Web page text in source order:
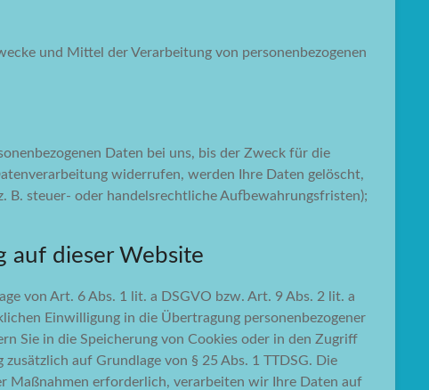
und Mittel der Verarbeitung von personenbezogenen
Daten bei uns, bis der Zweck für die
widerrufen, werden Ihre Daten gelöscht,
B. steuer- oder handelsrechtliche Aufbewahrungsfristen);
auf dieser Website
von Art. 6 Abs. 1 lit. a DSGVO bzw. Art. 9 Abs. 2 lit. a
Einwilligung in die Übertragung personenbezogener
Sie in die Speicherung von Cookies oder in den Zugriff
auf Grundlage von § 25 Abs. 1 TTDSG. Die
Maßnahmen erforderlich, verarbeiten wir Ihre Daten auf